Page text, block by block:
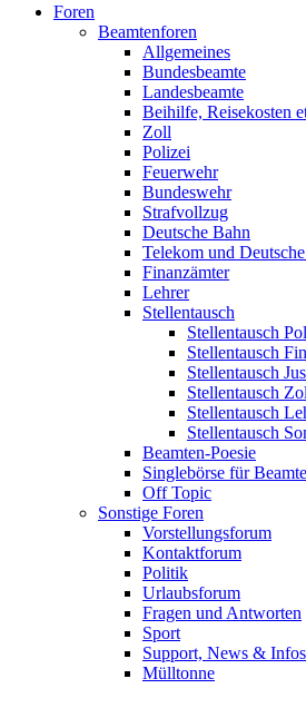
Foren
Beamtenforen
Allgemeines
Bundesbeamte
Landesbeamte
Beihilfe, Reisekosten
Zoll
Polizei
Feuerwehr
Bundeswehr
Strafvollzug
Deutsche Bahn
Telekom und
Finanzämter
Lehrer
Stellentausch
Stellentausch
Stellentausch
Stellentausch
Stellentausch
Stellentausch
Stellentausch
Beamten-Poesie
Singlebörse für Beamte
Off Topic
Sonstige Foren
Vorstellungsforum
Kontaktforum
Politik
Urlaubsforum
Fragen und Antworten
Sport
Support, News & Infos
Mülltonne